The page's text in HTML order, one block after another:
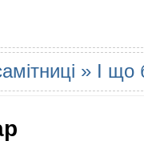
» І що